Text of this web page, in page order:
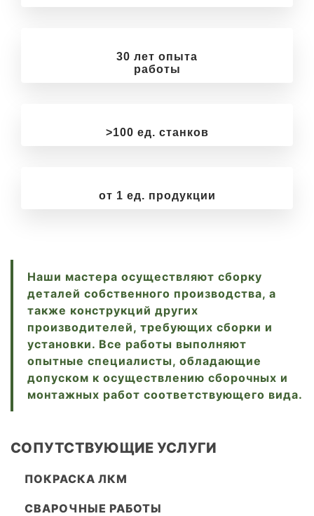
30 лет опыта
работы
>100 ед. станков
от 1 ед. продукции
Наши мастера осуществляют сборку
деталей собственного производства, а
также конструкций других
производителей, требующих сборки и
установки. Все работы выполняют
опытные специалисты, обладающие
допуском к осуществлению сборочных и
монтажных работ соответствующего вида.
СОПУТСТВУЮЩИЕ УСЛУГИ
ПОКРАСКА ЛКМ
СВАРОЧНЫЕ РАБОТЫ